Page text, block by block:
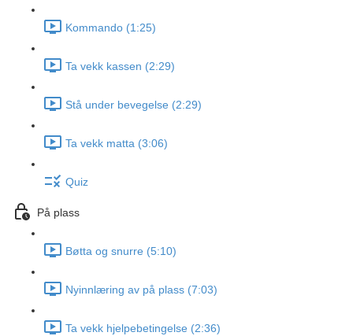
Kommando (1:25)
Ta vekk kassen (2:29)
Stå under bevegelse (2:29)
Ta vekk matta (3:06)
Quiz
På plass
Bøtta og snurre (5:10)
Nyinnlæring av på plass (7:03)
Ta vekk hjelpebetingelse (2:36)